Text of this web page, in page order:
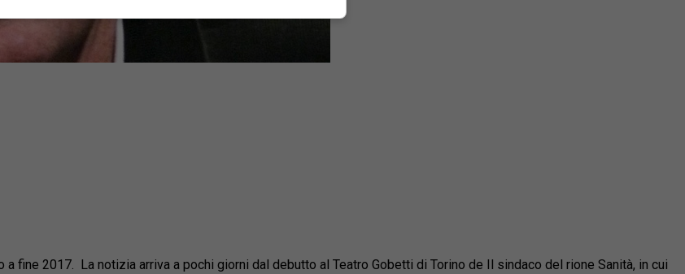
fine 2017. La notizia arriva a pochi giorni dal debutto al Teatro Gobetti di Torino de Il sindaco del rione Sanità, in cui